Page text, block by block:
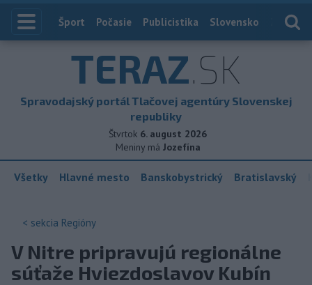
Index
Šport Počasie Publicistika Slovensko
TERAZ.SK
Spravodajský portál Tlačovej agentúry Slovenskej
republiky
Štvrtok 6. august 2026
Meniny má Jozefína
Všetky Hlavné mesto Banskobystrický Bratislavský
< sekcia Regióny
V Nitre pripravujú regionálne
súťaže Hviezdoslavov Kubín